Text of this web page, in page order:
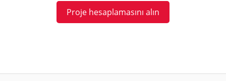
Proje hesaplamasını alın